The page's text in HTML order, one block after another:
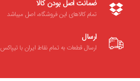
ضمانت اصل بودن کالا
تمام کالاهای این فروشگاه، اصل میباشد
ارسال
ارسال قطعات به تمام نقاط ایران با تیپاکس